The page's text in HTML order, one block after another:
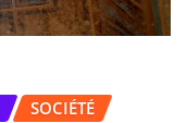
SOCIÉTÉ